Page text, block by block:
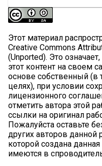
Этот материал
Creative Commons
(Unported). Это
этот контент на своем
основе собственный (в
целях), при условии
лицензионного
отметить автора этой
ссылки на оригинал
Пожалуйста оставьте
других авторов данной
которой создана
имеются в